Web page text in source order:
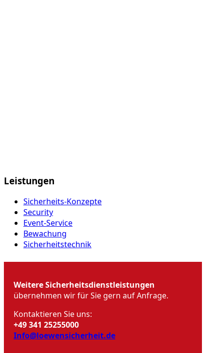
Leistungen
Sicherheits-Konzepte
Security
Event-Service
Bewachung
Sicherheits­technik
Weitere Sicherheits­dienst­leistungen
übernehmen wir für Sie gern auf Anfrage.
Kontaktieren Sie uns:
+49 341 25255000
Info@loewensicherheit.de